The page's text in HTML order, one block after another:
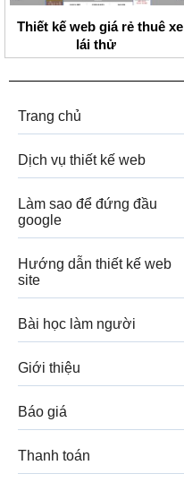
Thiết kế web giá rẻ thuê xe
lái thử
Trang chủ
Dịch vụ thiết kế web
Làm sao để đứng đầu
google
Hướng dẫn thiết kế web
site
Bài học làm người
Giới thiệu
Báo giá
Thanh toán